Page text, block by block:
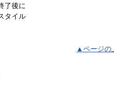
了後に
タイル
▲ページの